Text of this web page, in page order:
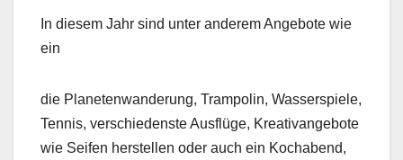
In diesem Jahr sind unter anderem Angebote wie
ein
die Planetenwanderung, Trampolin, Wasserspiele,
Tennis, verschiedenste Ausflüge, Kreativangebote
wie Seifen herstellen oder auch ein Kochabend,